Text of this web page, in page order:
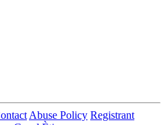
Abuse Policy Registrant